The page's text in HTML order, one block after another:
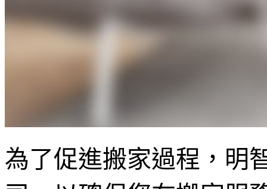
為了促進搬家過程，明